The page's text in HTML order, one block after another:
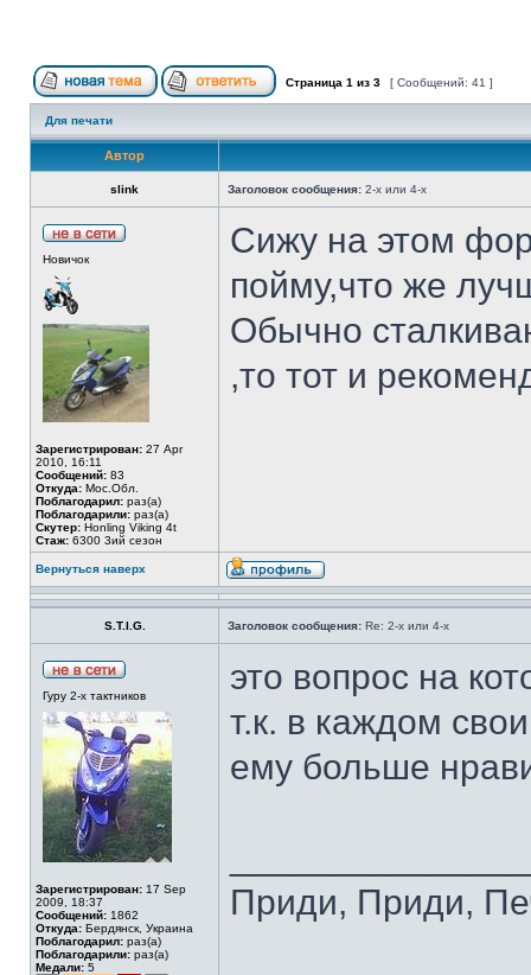
Страница 1 из 3 [ Сообщений: 41 ]
Для печати
Автор
slink Заголовок сообщения: 2-х или 4-х
Новичок
Зарегистрирован: 27 Apr
2010, 16:11
Сообщений: 83
Откуда: Мос.Обл.
Поблагодарил: раз(а)
Поблагодарили: раз(а)
Скутер: Honling Viking 4t
Стаж: 6300 3ий сезон
Сижу на этом
пойму,что же
Обычно
,то тот и
Вернуться наверх
S.T.I.G. Заголовок сообщения: Re: 2-х или 4-х
Гуру 2-х тактников
Зарегистрирован: 17 Sep
2009, 18:37
Сообщений: 1862
Откуда: Бердянск, Украина
Поблагодарил: раз(а)
Поблагодарили: раз(а)
Медали: 5
это вопрос на
т.к. в каждом
ему больше
Приди, Приди,